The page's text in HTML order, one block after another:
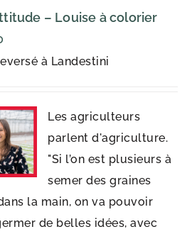
– Louise à colorier
à Landestini
Les agriculteurs
parlent d'agriculture.
"Si l’on est plusieurs à
semer des graines
la main, on va pouvoir
de belles idées, avec